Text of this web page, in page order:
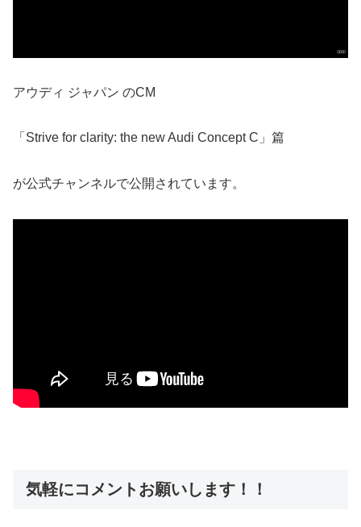
アウディ ジャパン のCM
「Strive for clarity: the new Audi Concept C」篇
が公式チャンネルで公開されています。
気軽にコメントお願いします！！